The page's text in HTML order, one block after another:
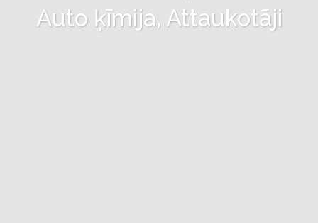
Auto ķīmija, Attaukotāji